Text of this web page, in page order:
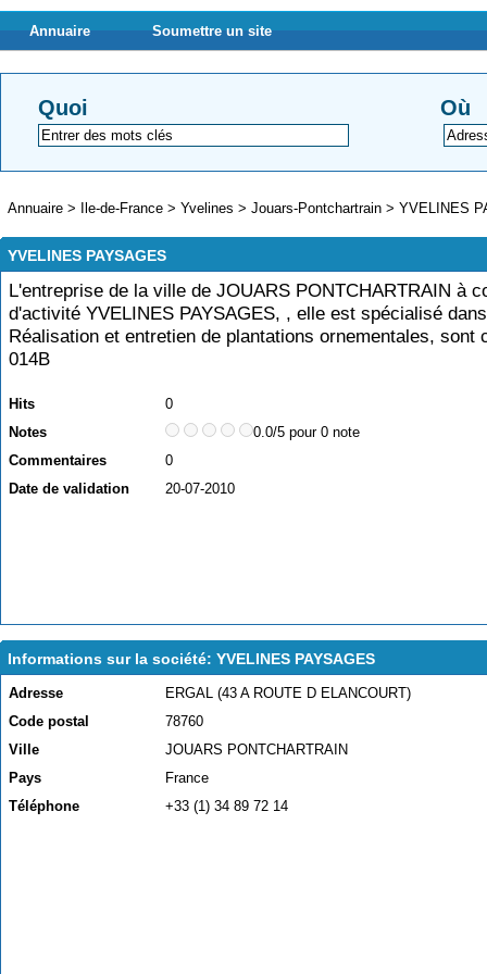
Annuaire Soumettre un site
Quoi Où
Annuaire > Ile-de-France > Yvelines > Jouars-Pontchartrain > YVELINES
YVELINES PAYSAGES
L'entreprise de la ville de JOUARS PONTCHARTRAIN à
d'activité YVELINES PAYSAGES, , elle est spécialisé
Réalisation et entretien de plantations ornementales, sont
014B
Hits
0
Notes
0.0/5 pour 0 note
Commentaires
0
Date de validation
20-07-2010
Informations sur la société: YVELINES PAYSAGES
Adresse
ERGAL (43 A ROUTE D ELANCOURT)
Code postal
78760
Ville
JOUARS PONTCHARTRAIN
Pays
France
Téléphone
+33 (1) 34 89 72 14